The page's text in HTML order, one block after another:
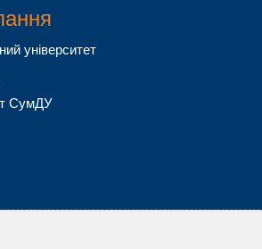
університет
СумДУ